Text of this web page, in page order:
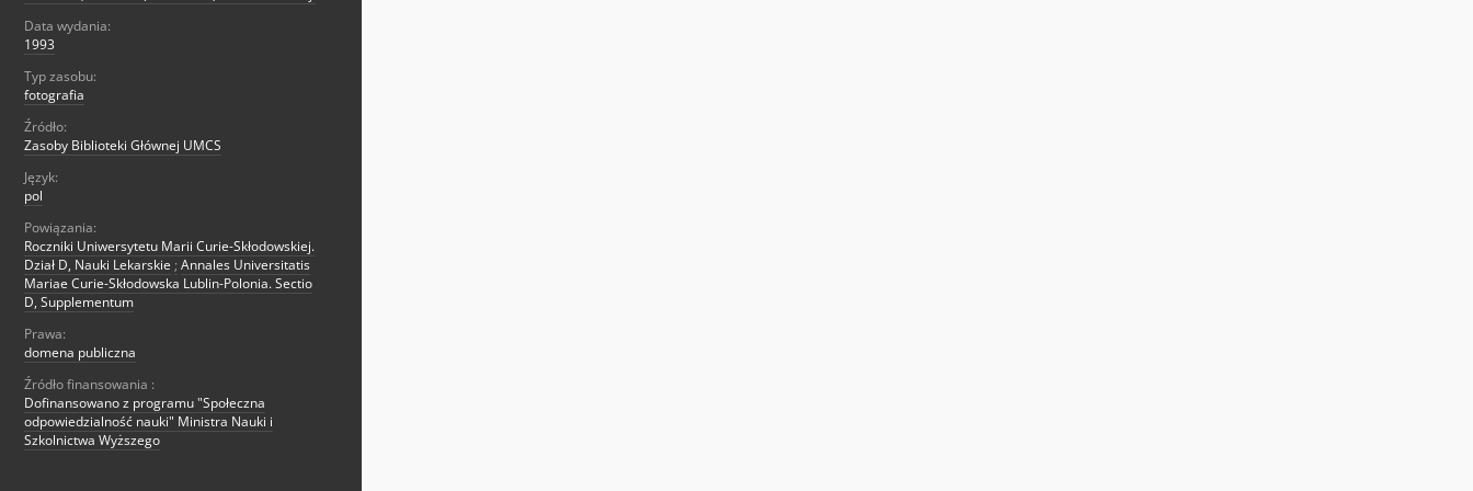
Data wydania:
1993
Typ zasobu:
fotografia
Źródło:
Zasoby Biblioteki Głównej UMCS
Język:
pol
Powiązania:
Roczniki Uniwersytetu Marii Curie-Skłodowskiej.
Dział D, Nauki Lekarskie ; Annales Universitatis
Mariae Curie-Skłodowska Lublin-Polonia. Sectio
D, Supplementum
Prawa:
domena publiczna
Źródło finansowania :
Dofinansowano z programu "Społeczna
odpowiedzialność nauki" Ministra Nauki i
Szkolnictwa Wyższego